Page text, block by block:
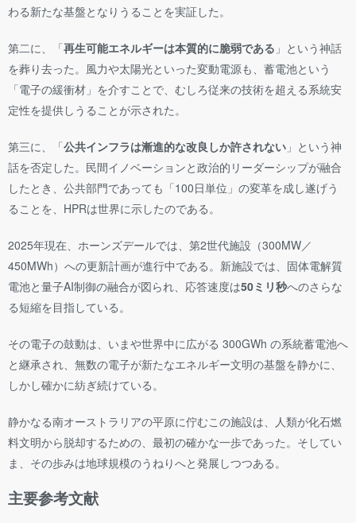
わる新たな基盤となりうることを実証した。
第二に、「再生可能エネルギーは本質的に脆弱である 」という神話
を葬り去った。風力や太陽光といった変動電源も、蓄電池という
「電子の緩衝材」を介すことで、むしろ従来の技術を超える系統安
定性を提供しうることが示された。
第三に、「公共インフラは漸進的な改良しか許されない 」という神
話を否定した。民間イノベーションと政治的リーダーシップが融合
したとき、公共部門であっても「100日単位」の変革を成し遂げう
ることを、HPRは世界に示したのである。
2025年現在、ホーンズデールでは、第2世代施設（300MW／
450MWh）への更新計画が進行中である。新施設では、固体電解質
電池と量子AI制御の融合が図られ、応答速度は50ミリ秒へのさらな
る短縮を目指している。
その電子の鼓動は、いまや世界中に広がる 300GWh の系統蓄電池へ
と継承され、無数の電子が新たなエネルギー文明の基盤を静かに、
しかし確かに紡ぎ続けている。
静かなる南オーストラリアの平原に佇むこの施設は、人類が化石燃
料文明から脱却するための、最初の確かな一歩であった。そしてい
ま、その歩みは地球規模のうねりへと発展しつつある。
主要参考文献